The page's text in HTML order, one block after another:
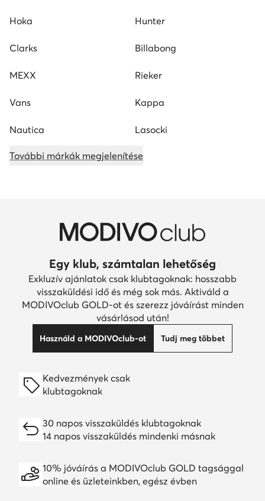
Hoka Hunter
Clarks Billabong
MEXX Rieker
Vans Kappa
Nautica Lasocki
További márkák megjelenítése
Egy klub, számtalan lehetőség
Exkluzív ajánlatok csak klubtagoknak: hosszabb
visszaküldési idő és még sok más. Aktiváld a
MODIVOclub GOLD-ot és szerezz jóváírást minden
vásárlásod után!
Használd a MODIVOclub-ot Tudj meg többet
Kedvezmények csak
klubtagoknak
30 napos visszaküldés klubtagoknak
14 napos visszaküldés mindenki másnak
10% jóváírás a MODIVOclub GOLD tagsággal
online és üzleteinkben, egész évben